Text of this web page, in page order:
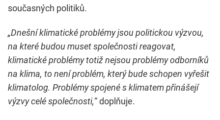
současných politiků.
„Dnešní klimatické problémy jsou politickou výzvou,
na které budou muset společnosti reagovat,
klimatické problémy totiž nejsou problémy odborníků
na klima, to není problém, který bude schopen vyřešit
klimatolog. Problémy spojené s klimatem přinášejí
výzvy celé společnosti,“ doplňuje.